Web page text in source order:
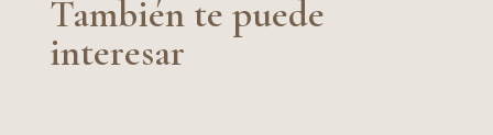
También te puede
interesar